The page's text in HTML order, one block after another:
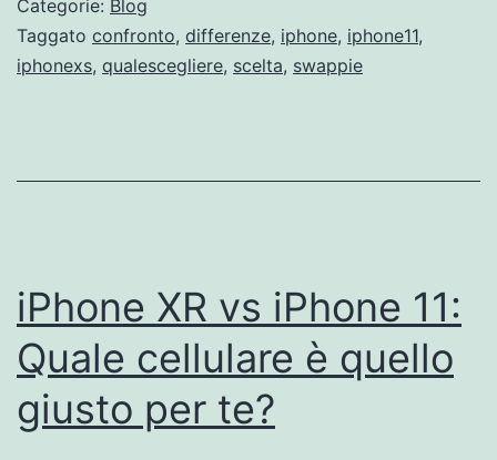
Categorie: Blog
Taggato confronto, differenze, iphone, iphone11,
iphonexs, qualescegliere, scelta, swappie
iPhone XR vs iPhone 11:
Quale cellulare è quello
giusto per te?